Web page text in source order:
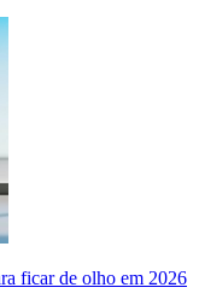
ficar de olho em 2026